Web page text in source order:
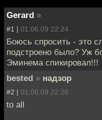
Gerard »
#1 | 01.06.09 22:24
Боюсь спросить - это
подстроено было? Уж
Эминема спикировал!!!
bested » надзор
#2 | 01.06.09 22:26
to all